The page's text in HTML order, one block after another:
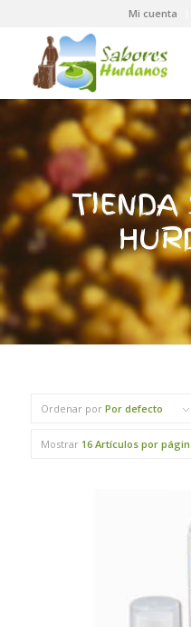
Mi cuenta
Ordenar por Por defecto
Mostrar 16 Artículos por